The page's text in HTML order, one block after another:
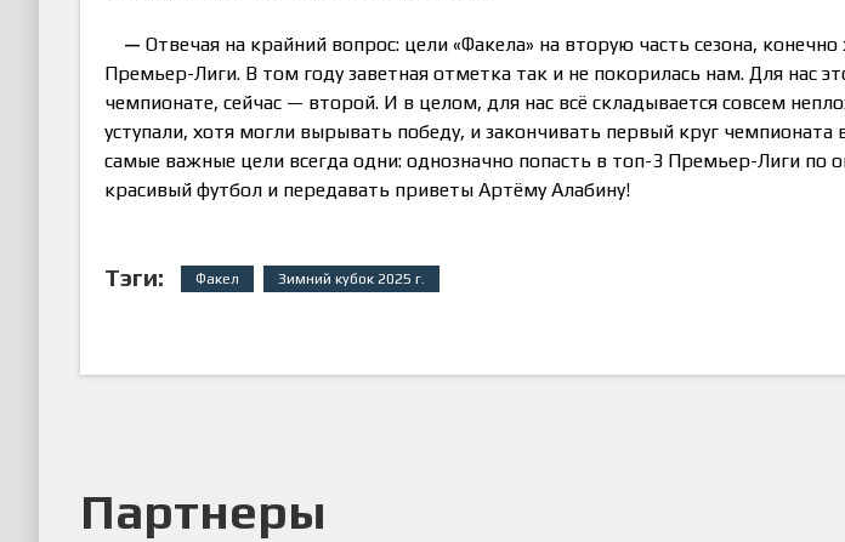
— Отвечая на крайний вопрос: цели «Факела» на вторую часть сезона,
Премьер-Лиги. В том году заветная отметка так и не покорилась нам. Для нас
чемпионате, сейчас — второй. И в целом, для нас всё складывается совсем
уступали, хотя могли вырывать победу, и закончивать первый круг
самые важные цели всегда одни: однозначно попасть в топ-3 Премьер-Лиги по
красивый футбол и передавать приветы Артёму Алабину!
Тэги: Факел Зимний кубок 2025 г.
Партнеры